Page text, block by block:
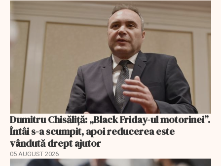
Dumitru Chisăliță: „Black Friday-ul motorinei”.
Întâi s-a scumpit, apoi reducerea este
vândută drept ajutor
05 AUGUST 2026